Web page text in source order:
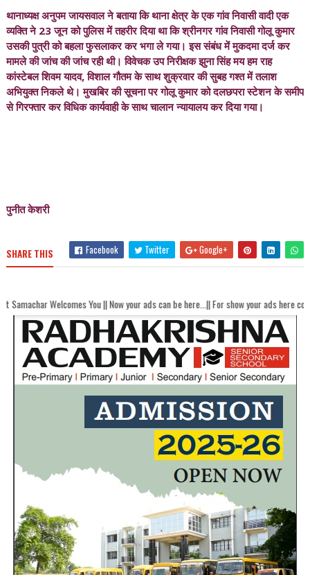
थानाध्यक्ष अनुपम जायसवाल ने बताया कि थाना क्षेत्र के एक गांव निवासी वादी एक
व्यक्ति ने 23 जून को पुलिस में तहरीर दिया था कि श्रीनगर गांव निवासी गोलू कुमार
उसकी पुत्री को बहला फुसलाकर कर भगा ले गया। इस संबंध में मुकदमा दर्ज कर
मामले की जांच की जांच रही थी। विवेचक उप निरीक्षक झुना सिंह मय हम राह
कांस्टेबल शिवम यादव, विशाल गौतम के साथ शुक्रवार की सुबह गश्त में तलाश
अभियुक्त निकले थे। मुखबिर की सूचना पर गोलू कुमार को दलछपरा स्टेशन के समीप
से गिरफ्तार कर विधिक कार्यवाही के साथ चालान न्यायालय कर दिया गया।
पुनीत केशरी
SHARE THIS Facebook Twitter Google+
You || Now your ads can be here...|| For show your ads here contact